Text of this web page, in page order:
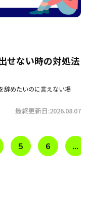
せない時の対処法
辞めたいのに言えない場
最終更新日:2026.08.07
5 6 ...